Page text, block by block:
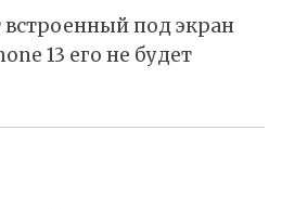
встроенный под экран
13 его не будет